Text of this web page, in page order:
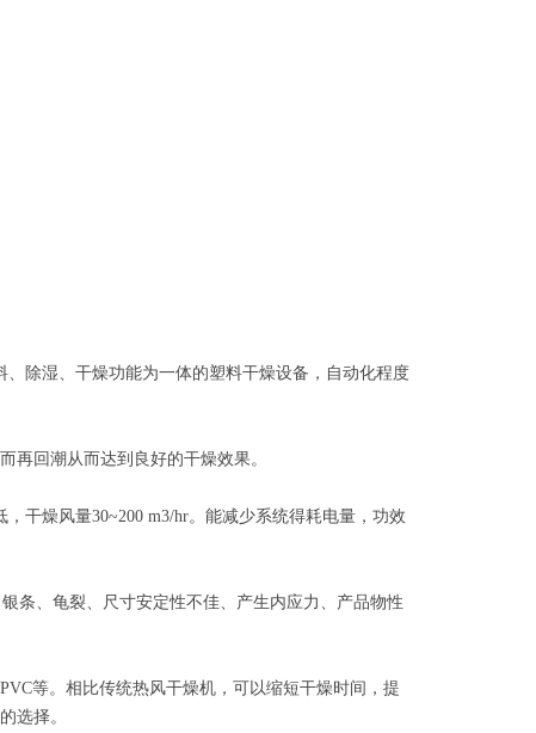
除湿、干燥功能为一体的塑料干燥设备，自动化程度
回潮从而达到良好的干燥效果。
燥风量30~200 m3/hr。能减少系统得耗电量，功效
、龟裂、尺寸安定性不佳、产生内应力、产品物性
等。相比传统热风干燥机，可以缩短干燥时间，提
选择。